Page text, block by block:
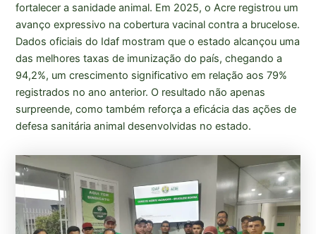
fortalecer a sanidade animal. Em 2025, o Acre registrou um
avanço expressivo na cobertura vacinal contra a brucelose.
Dados oficiais do Idaf mostram que o estado alcançou uma
das melhores taxas de imunização do país, chegando a
94,2%, um crescimento significativo em relação aos 79%
registrados no ano anterior. O resultado não apenas
surpreende, como também reforça a eficácia das ações de
defesa sanitária animal desenvolvidas no estado.